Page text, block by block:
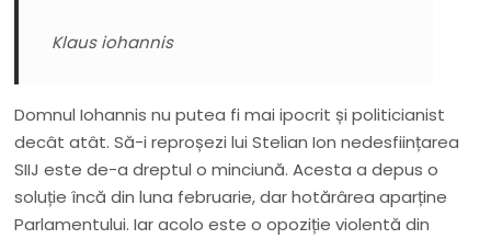
Klaus iohannis
Domnul Iohannis nu putea fi mai ipocrit și politicianist
decât atât. Să-i reproșezi lui Stelian Ion nedesființarea
SIIJ este de-a dreptul o minciună. Acesta a depus o
soluție încă din luna februarie, dar hotărârea aparține
Parlamentului. Iar acolo este o opoziție violentă din